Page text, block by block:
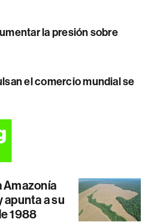
la presión sobre
el comercio mundial se
Amazonía
apunta a su
1988